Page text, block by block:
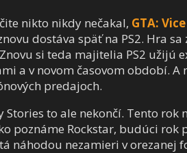
nikto nikdy nečakal, GTA:
dostáva späť na PS2. Hra
si teda majitelia PS2 užijú
a v novom časovom období.
predajoch.
Stories to ale nekončí. Tento rok
poznáme Rockstar, budúci rok
náhodou nezamieri v orezanej